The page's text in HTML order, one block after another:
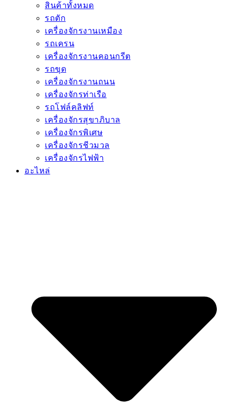
สินค้าทั้งหมด
รถตัก
เครื่องจักรงานเหมือง
รถเครน
เครื่องจักรงานคอนกรีต
รถขุด
เครื่องจักรงานถนน
เครื่องจักรท่าเรือ
รถโฟล์คลิฟท์
เครื่องจักรสุขาภิบาล
เครื่องจักรพิเศษ
เครื่องจักรชีวมวล
เครื่องจักรไฟฟ้า
อะไหล่